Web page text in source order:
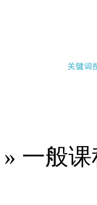
一般